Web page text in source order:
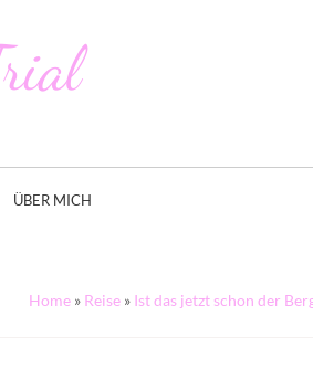
ÜBER MICH
Home » Reise » Ist das jetzt schon der